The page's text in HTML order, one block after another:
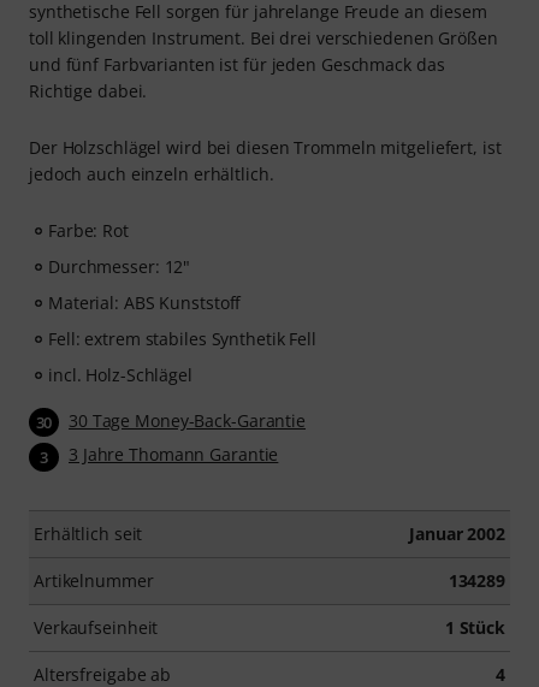
synthetische Fell sorgen für jahrelange Freude an diesem
toll klingenden Instrument. Bei drei verschiedenen Größen
und fünf Farbvarianten ist für jeden Geschmack das
Richtige dabei.
Der Holzschlägel wird bei diesen Trommeln mitgeliefert, ist
jedoch auch einzeln erhältlich.
Farbe: Rot
Durchmesser: 12"
Material: ABS Kunststoff
Fell: extrem stabiles Synthetik Fell
incl. Holz-Schlägel
30 30 Tage Money-Back-Garantie
3 3 Jahre Thomann Garantie
Erhältlich seit Januar 2002
Artikelnummer 134289
Verkaufseinheit 1 Stück
Altersfreigabe ab 4